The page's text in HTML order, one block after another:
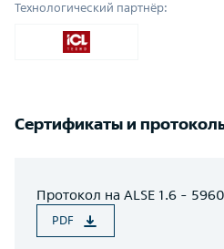
Технологический партнёр:
Сертификаты и
Протокол на ALSE 1.6 - 5960
PDF